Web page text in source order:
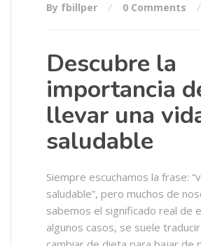
By fbillper 0 Comments
Descubre la
importancia
llevar una
saludable
Siempre escuchamos la frase:
saludable”, pero muchos de
sabemos el significado real de
algunos casos, se suele